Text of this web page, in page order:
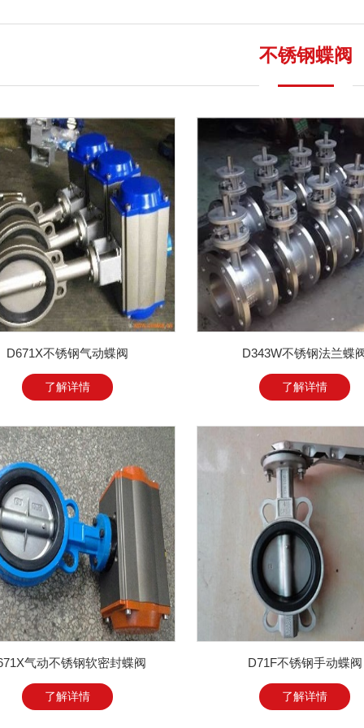
不锈钢蝶阀
D671X不锈钢气动蝶阀
了解详情
D343W不锈钢法兰蝶
了解详情
气动不锈钢软密封蝶阀
了解详情
D71F不锈钢手动蝶阀
了解详情